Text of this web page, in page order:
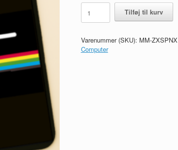
Retro:
ZX
Next
antal
Tilføj til kurv
Varenummer (SKU): MM-ZXSPNX
Computer